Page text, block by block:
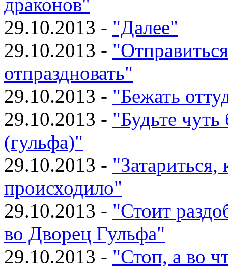
29.10.2013 - "Далее"
29.10.2013 -
отпраздновать"
29.10.2013 - "Бежать
29.10.2013 - "Будьте
(гульфа)"
29.10.2013 - "Затариться,
происходило"
29.10.2013 - "Стоит
во Дворец Гульфа"
29.10.2013 - "Стоп, а во